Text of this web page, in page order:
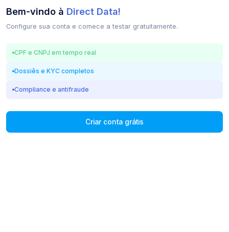
Bem-vindo à Direct Data!
Configure sua conta e comece a testar gratuitamente.
CPF e CNPJ em tempo real
Dossiês e KYC completos
Compliance e antifraude
Criar conta grátis